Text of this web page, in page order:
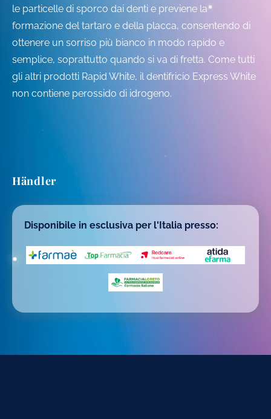
le particelle di sporco dai denti e previene la
formazione del tartaro e della placca, consentendo di
ottenere un sorriso più bianco in modo rapido e
semplice, soprattutto quando si va di fretta. Come tutti
gli altri prodotti Rapid White, il dentifricio Express White
non contiene perossido di idrogeno.
Händler
Disponibile in esclusiva per l'Italia presso: